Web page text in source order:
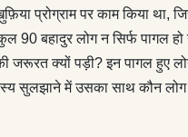
प्रोग्राम पर काम किया
90 बहादुर लोग न सिर्फ
क्यों पड़ी? इन पागल हुए
सुलझाने में उसका साथ कौन